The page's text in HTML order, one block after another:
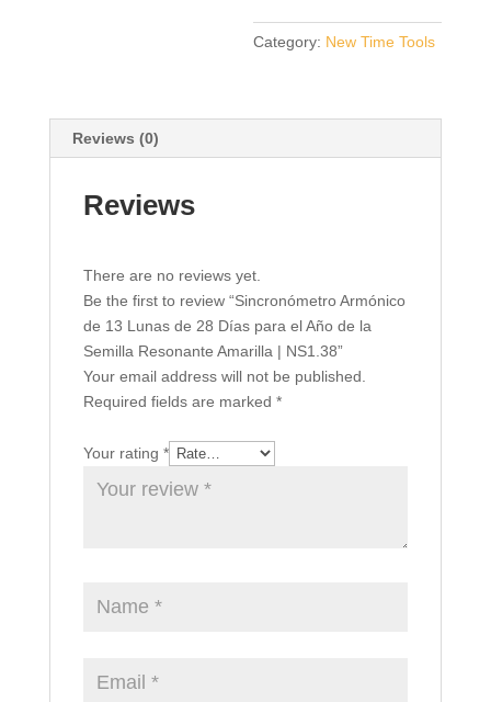
28
Días
|
NS1.38
quantity
Category: New Time Tools
Reviews (0)
Reviews
There are no reviews yet.
Be the first to review “Sincronómetro Armónico
de 13 Lunas de 28 Días para el Año de la
Semilla Resonante Amarilla | NS1.38”
Your email address will not be published.
Required fields are marked *
Your rating *